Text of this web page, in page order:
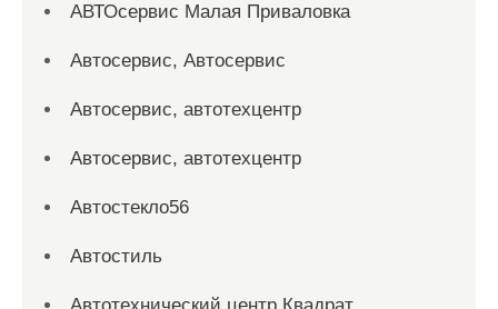
АВТОсервис Малая Приваловка
Автосервис, Автосервис
Автосервис, автотехцентр
Автосервис, автотехцентр
Автостекло56
Автостиль